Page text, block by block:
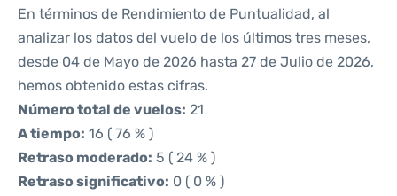
En términos de Rendimiento de Puntualidad, al
analizar los datos del vuelo de los últimos tres meses,
desde 04 de Mayo de 2026 hasta 27 de Julio de 2026,
hemos obtenido estas cifras.
Número total de vuelos: 21
A tiempo: 16 ( 76 % )
Retraso moderado: 5 ( 24 % )
Retraso significativo: 0 ( 0 % )